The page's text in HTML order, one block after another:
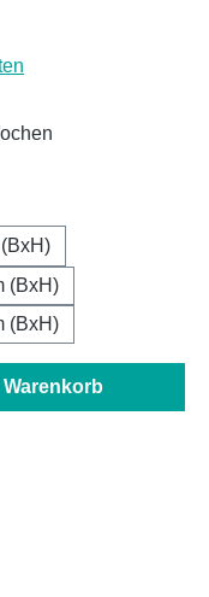
(BxH)
(BxH)
Warenkorb